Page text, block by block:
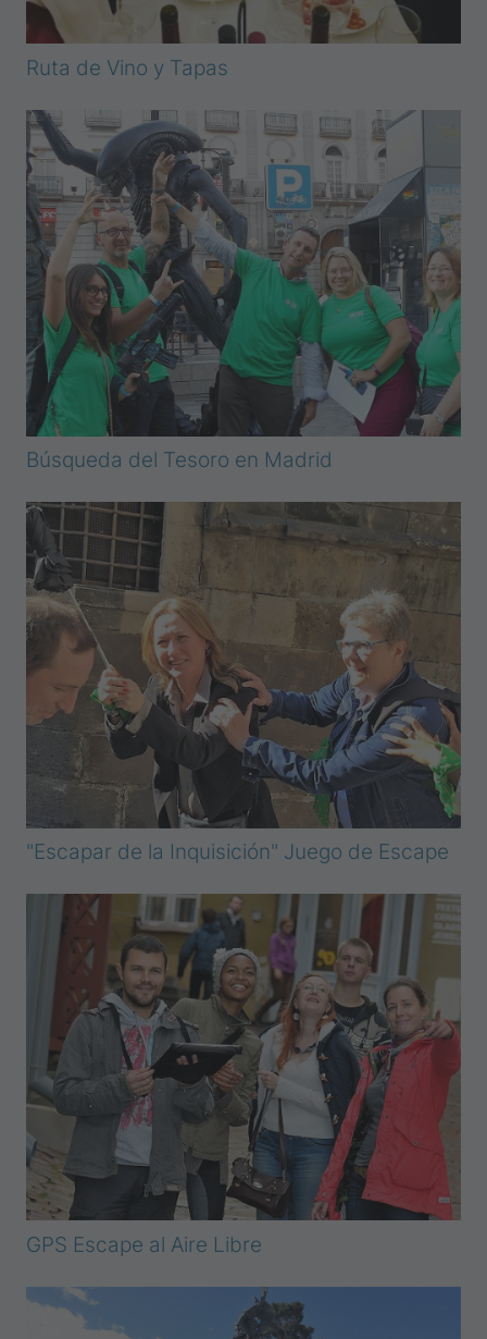
Ruta de Vino y Tapas
Búsqueda del Tesoro en Madrid
"Escapar de la Inquisición" Juego de Escape
GPS Escape al Aire Libre